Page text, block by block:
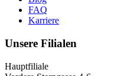
FAQ
Karriere
Unsere Filialen
Hauptfiliale